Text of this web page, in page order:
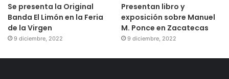
Se presenta la Original
Banda El Limón en la Feria
de la Virgen
9 diciembre, 2022
Presentan libro y
exposición sobre Manuel
M. Ponce en Zacatecas
9 diciembre, 2022